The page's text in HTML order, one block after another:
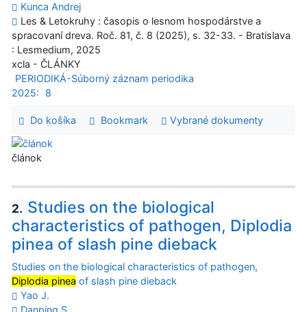
Kunca Andrej
Les & Letokruhy : časopis o lesnom hospodárstve a
spracovaní dreva. Roč. 81, č. 8 (2025), s. 32-33. - Bratislava
: Lesmedium, 2025
xcla - ČLÁNKY
PERIODIKÁ-Súborný záznam periodika
2025:
8
Do košíka Bookmark Vybrané dokumenty
článok
2. Studies on the biological
characteristics of pathogen, Diplodia
pinea of slash pine dieback
Studies on the biological characteristics of pathogen,
Diplodia pinea of slash pine dieback
Yao J.
Danping S.